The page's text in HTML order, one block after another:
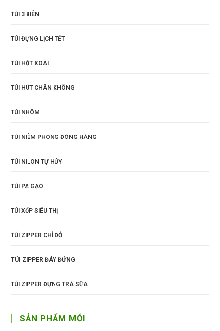
TÚI 3 BIÊN
TÚI ĐỰNG LỊCH TẾT
TÚI HỘT XOÀI
TÚI HÚT CHÂN KHÔNG
TÚI NHÔM
TÚI NIÊM PHONG ĐÓNG HÀNG
TÚI NILON TỰ HỦY
TÚI PA GẠO
TÚI XỐP SIÊU THỊ
TÚI ZIPPER CHỈ ĐỎ
TÚI ZIPPER ĐÁY ĐỨNG
TÚI ZIPPER ĐỰNG TRÀ SỮA
SẢN PHẨM MỚI